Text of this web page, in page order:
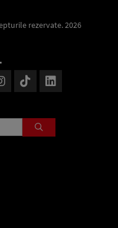
rezervate. 2026